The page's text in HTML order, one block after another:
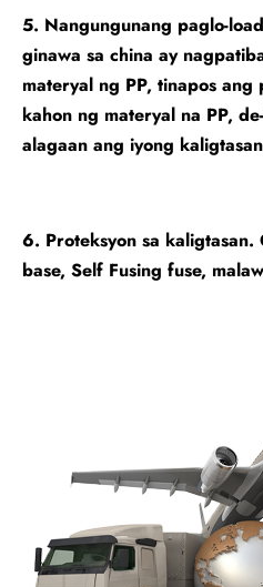
5. Nangungunang paglo-
ginawa sa china ay
materyal ng PP, tinapos
kahon ng materyal na PP,
alagaan ang iyong
6. Proteksyon sa
base, Self Fusing fuse,